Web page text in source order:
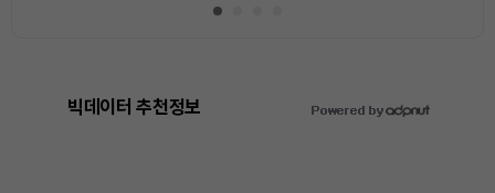
빅데이터 추천정보